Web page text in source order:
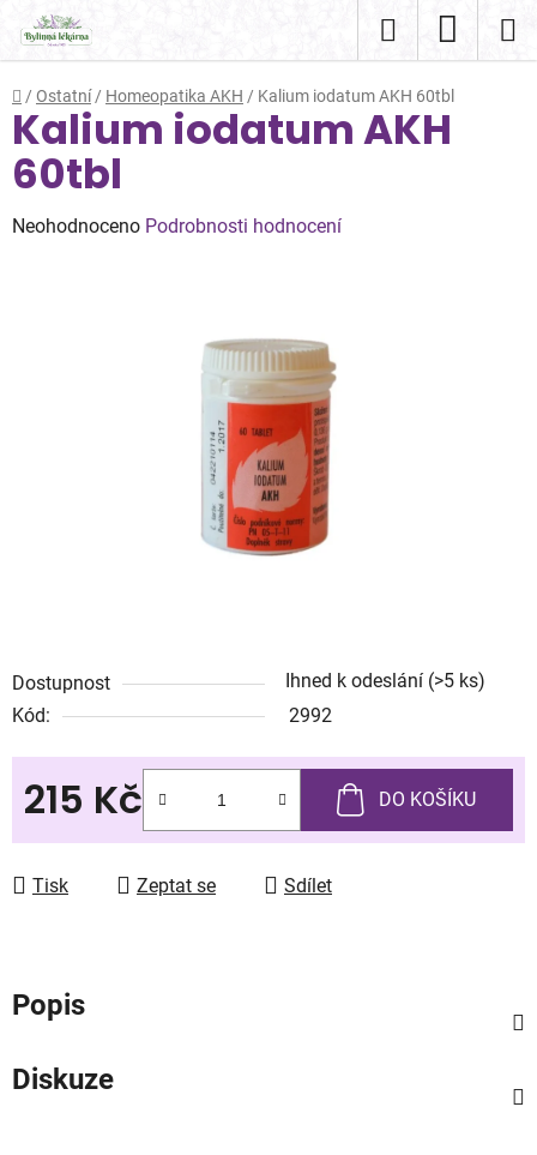
obsah
Hledat
KOŠÍK
Domů
/ Ostatní / Homeopatika AKH / Kalium iodatum AKH 60tbl
Dostupnost Ihned k odeslání (>5 ks)
Kód:
2992
215 Kč DO KOŠÍKU
Tisk Zeptat se Sdílet
Kalium iodatum AKH
60tbl
Průměrné
Neohodnoceno Podrobnosti hodnocení
Popis
Diskuze